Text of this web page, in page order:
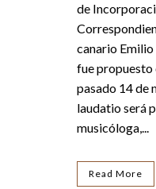
de
canario
fue propuesto
pasado 14 de
laudatio será
musicóloga,...
Read More